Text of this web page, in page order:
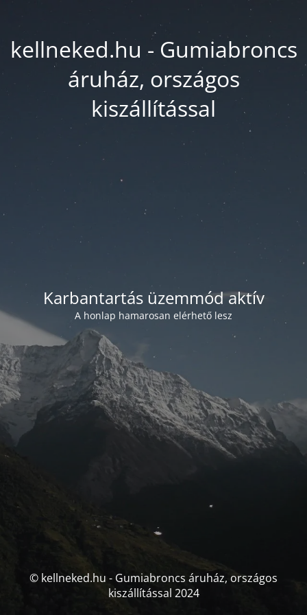
kellneked.hu - Gumiabroncs
áruház, országos
kiszállítással
Karbantartás üzemmód aktív
A honlap hamarosan elérhető lesz
© kellneked.hu - Gumiabroncs áruház, országos
kiszállítással 2024